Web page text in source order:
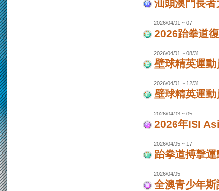
汕頭澳門長
2026/04/01 ~ 07
2026跆拳道
2026/04/01 ~ 08/31
壁球精英運
2026/04/01 ~ 12/31
壁球精英運
2026/04/03 ~ 05
2026年ISI
2026/04/05 ~ 17
跆拳道搏擊
2026/04/05
全澳青少年